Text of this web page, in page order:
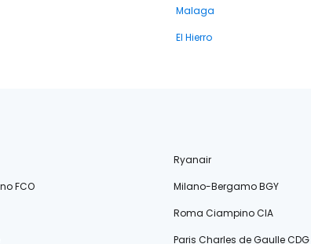
Malaga
El Hierro
Ryanair
FCO
Milano-Bergamo BGY
Roma Ciampino CIA
Paris Charles de Gaulle CDG